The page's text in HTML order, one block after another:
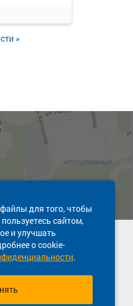
»
для того, чтобы
сайтом,
и улучшать
о cookie-
.
сайта
03-38